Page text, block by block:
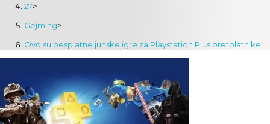
27>
Gejming>
Ovo su besplatne junske igre za Playstation Plus pretplatnike